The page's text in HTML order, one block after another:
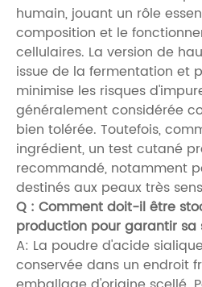
humain, jouant un rôle
composition et le
cellulaires. La version de
issue de la fermentation et
minimise les risques
généralement considérée
bien tolérée. Toutefois,
ingrédient, un test cutané
recommandé, notamment
destinés aux peaux très
Q : Comment doit-il être
production pour garantir sa
A: La poudre d'acide
conservée dans un endroit